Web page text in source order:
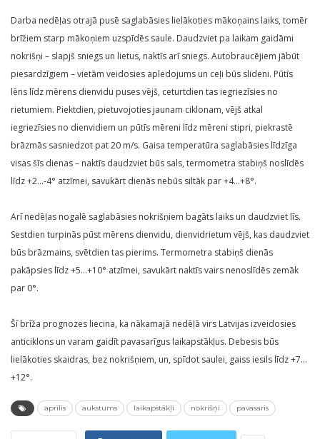
Darba nedēļas otrajā pusē saglabāsies lielākoties mākoņains laiks, tomēr
brīžiem starp mākoņiem uzspīdēs saule. Daudzviet pa laikam gaidāmi
nokrišņi – slapjš sniegs un lietus, naktīs arī sniegs. Autobraucējiem jābūt
piesardzīgiem – vietām veidosies apledojums un ceļi būs slideni. Pūtīs
lēns līdz mērens dienvidu puses vējš, ceturtdien tas iegriezīsies no
rietumiem. Piektdien, pietuvojoties jaunam ciklonam, vējš atkal
iegriezīsies no dienvidiem un pūtīs mēreni līdz mēreni stipri, piekrastē
brāzmās sasniedzot pat 20 m/s. Gaisa temperatūra saglabāsies līdzīga
visas šīs dienas – naktīs daudzviet būs sals, termometra stabiņš noslīdēs
līdz +2…-4° atzīmei, savukārt dienās nebūs siltāk par +4…+8°.
Arī nedēļas nogalē saglabāsies nokrišņiem bagāts laiks un daudzviet līs.
Sestdien turpinās pūst mērens dienvidu, dienvidrietum vējš, kas daudzviet
būs brāzmains, svētdien tas pierims. Termometra stabiņš dienās
pakāpsies līdz +5…+10° atzīmei, savukārt naktīs vairs nenoslīdēs zemāk
par 0°.
Šī brīža prognozes liecina, ka nākamajā nedēļā virs Latvijas izveidosies
anticiklons un varam gaidīt pavasarīgus laikapstākļus. Debesis būs
lielākoties skaidras, bez nokrišņiem, un, spīdot saulei, gaiss iesils līdz +7…
+12°.
aprīlis aukstums laikapstākļi nokrišņi pavasaris